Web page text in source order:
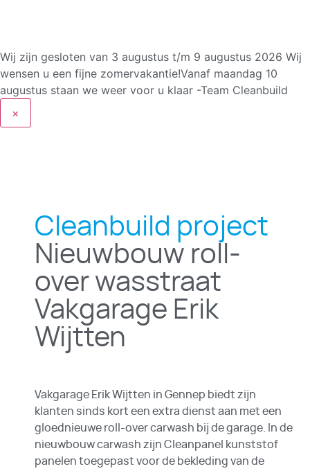
Wij zijn gesloten van 3 augustus t/m 9 augustus 2026 Wij
wensen u een fijne zomervakantie!Vanaf maandag 10
augustus staan we weer voor u klaar -Team Cleanbuild
×
Cleanbuild project
Nieuwbouw roll-
over wasstraat
Vakgarage Erik
Wijtten
Vakgarage Erik Wijtten in Gennep biedt zijn
klanten sinds kort een extra dienst aan met een
gloednieuwe roll-over carwash bij de garage. In de
nieuwbouw carwash zijn Cleanpanel kunststof
panelen toegepast voor de bekleding van de